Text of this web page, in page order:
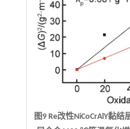
图9 Re改性NiCoCrAlY黏